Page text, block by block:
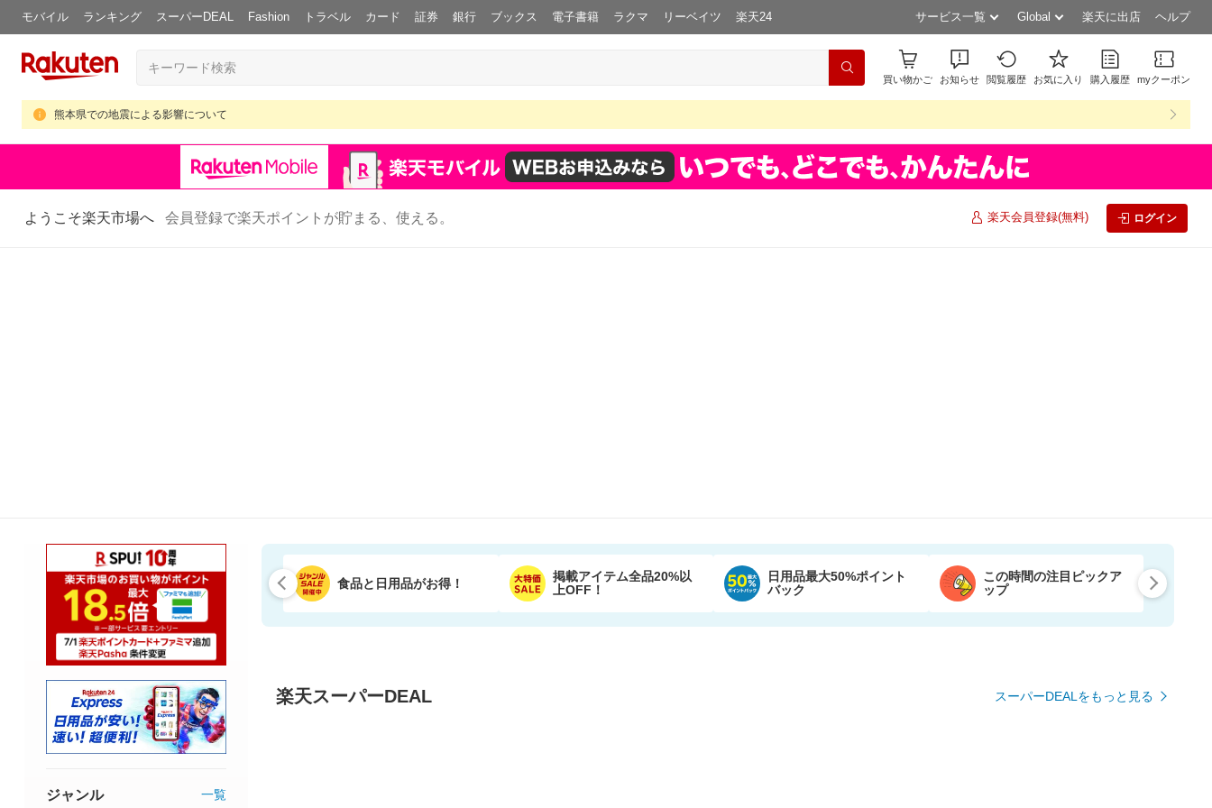
モバイル ランキング スーパーDEAL Fashion トラベル カード 証券 銀行 ブックス 電子書籍 ラクマ リーベイツ 楽天24 サービス一覧 Global 楽天に出店 ヘルプ
買い物かご お知らせ 閲覧履歴 お気に入り 購入履歴 myクーポン
熊本県での地震による影響について
ようこそ楽天市場へ 会員登録で楽天ポイントが貯まる、使える。 楽天会員登録(無料) ログイン
食品と日用品がお得！
掲載アイテム全品20%以
上OFF！
日用品最大50%ポイント
バック
この時間の注目ピックア
ップ
楽天スーパーDEAL スーパーDEALをもっと見る
ジャンル 一覧